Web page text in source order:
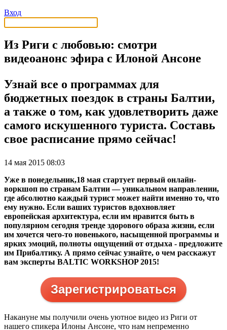
Вход
Из Риги с любовью: смотри
видеоанонс эфира с Илоной Ансоне
Узнай все о программах для
бюджетных поездок в страны Балтии,
а также о том, как удовлетворить даже
самого искушенного туриста. Составь
свое расписание прямо сейчас!
14 мая 2015 08:03
Уже в понедельник,18 мая стартует первый онлайн-
воркшоп по странам Балтии — уникальном направлении,
где абсолютно каждый турист может найти именно то, что
ему нужно. Если ваших туристов вдохновляет
европейская архитектура, если им нравится быть в
популярном сегодня тренде здорового образа жизни, если
им хочется чего-то новенького, насыщенной программы и
ярких эмоций, полноты ощущений от отдыха - предложите
им Прибалтику. А прямо сейчас узнайте, о чем расскажут
вам эксперты BALTIC WORKSHOP 2015!
Зарегистрироваться
Накануне мы получили очень уютное видео из Риги от
нашего спикера Илоны Ансоне, что нам непременно